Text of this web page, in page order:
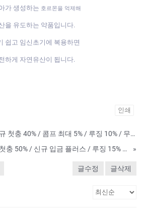
가 생성하는 호르몬을 억제해
을 유도하는 약품입니다.
쉽고 임신초기에 복용하면
하게 자연유산이 됩니다.
인쇄
" 토즈 " 신규 입플 / 신규 첫충 40% / 콤프 최대 5% / 루징 10% / 무제재
OK에서는 모든게 [ OK ] 첫충 50% / 신규 입금 플러스 / 루징 15% / 무제재
»
글수정 글삭제